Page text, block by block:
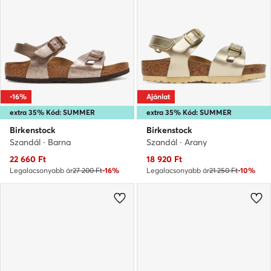
extra 35% Kód: SUMMER
-16%
Birkenstock
Szandál · Barna
Aktuális ár
22 660 Ft
Legalacsonyabb ár27 200 Ft-16%
extra 35% Kód: SUMMER
Ajánlat
Birkenstock
Szandál · Arany
Aktuális ár
18 920 Ft
Legalacsonyabb ár21 250 Ft-10%